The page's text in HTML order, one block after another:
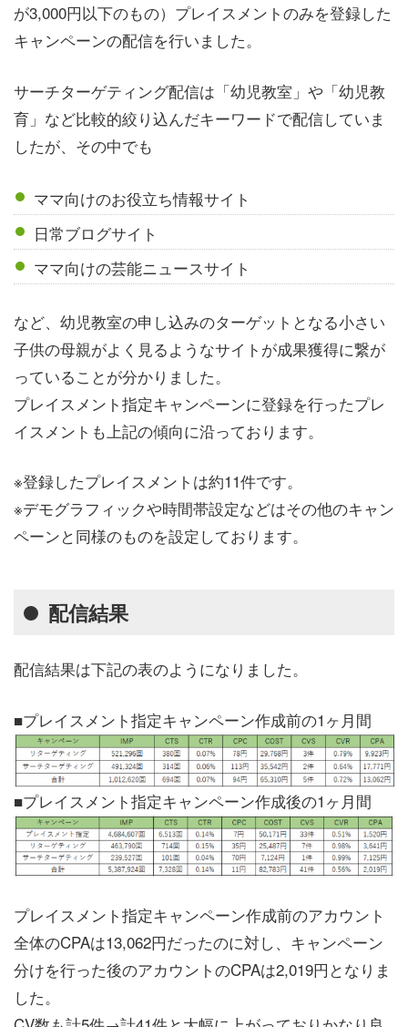
が3,000円以下のもの）プレイスメントのみを登録した
キャンペーンの配信を行いました。
サーチターゲティング配信は「幼児教室」や「幼児教
育」など比較的絞り込んだキーワードで配信していま
したが、その中でも
ママ向けのお役立ち情報サイト
日常ブログサイト
ママ向けの芸能ニュースサイト
など、幼児教室の申し込みのターゲットとなる小さい
子供の母親がよく見るようなサイトが成果獲得に繋が
っていることが分かりました。
プレイスメント指定キャンペーンに登録を行ったプレ
イスメントも上記の傾向に沿っております。
※登録したプレイスメントは約11件です。
※デモグラフィックや時間帯設定などはその他のキャン
ペーンと同様のものを設定しております。
配信結果
配信結果は下記の表のようになりました。
■プレイスメント指定キャンペーン作成前の1ヶ月間
■プレイスメント指定キャンペーン作成後の1ヶ月間
プレイスメント指定キャンペーン作成前のアカウント
全体のCPAは13,062円だったのに対し、キャンペーン
分けを行った後のアカウントのCPAは2,019円となりま
した。